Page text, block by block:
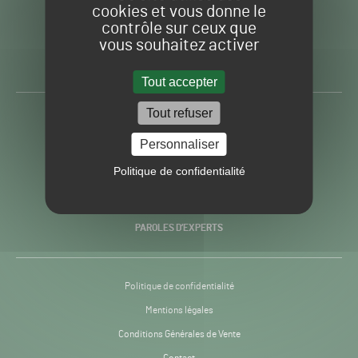
cookies et vous donne le
contrôle sur ceux que
vous souhaitez activer
Tout accepter
Tout refuser
Personnaliser
Politique de confidentialité
Gazon
Sport
H24
-
Toute l’info autour du
PRATIQUES
PAROLES D’EXPERTS
Politique de confidentialité
Mentions légales
Conditions Générales de Vente